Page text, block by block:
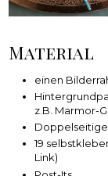
Material
einen
z.B. Marmor-
19
Link)